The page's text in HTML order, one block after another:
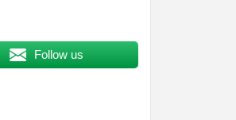
Follow us